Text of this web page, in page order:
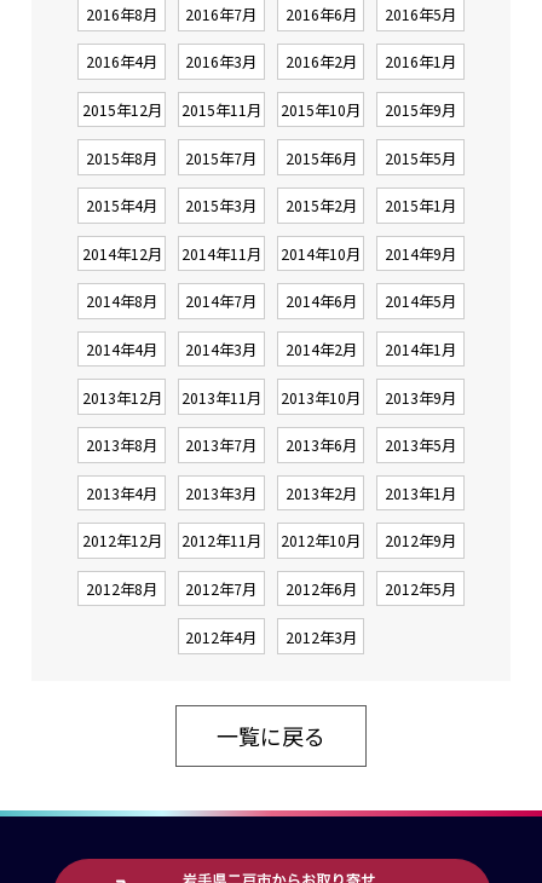
2016年8月 2016年7月 2016年6月 2016年5月
2016年4月 2016年3月 2016年2月 2016年1月
2015年12月 2015年11月 2015年10月 2015年9月
2015年8月 2015年7月 2015年6月 2015年5月
2015年4月 2015年3月 2015年2月 2015年1月
2014年12月 2014年11月 2014年10月 2014年9月
2014年8月 2014年7月 2014年6月 2014年5月
2014年4月 2014年3月 2014年2月 2014年1月
2013年12月 2013年11月 2013年10月 2013年9月
2013年8月 2013年7月 2013年6月 2013年5月
2013年4月 2013年3月 2013年2月 2013年1月
2012年12月 2012年11月 2012年10月 2012年9月
2012年8月 2012年7月 2012年6月 2012年5月
2012年4月 2012年3月
一覧に戻る